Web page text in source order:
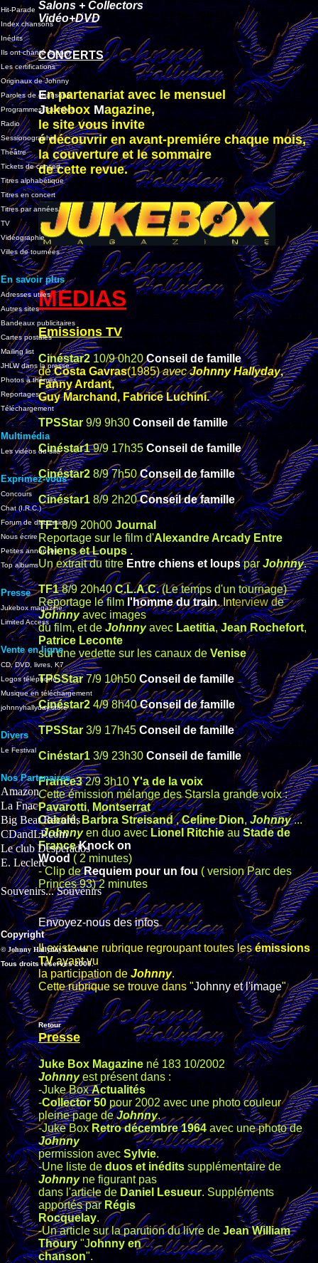
Hit-Parade
Index chansons
Inédits
Ils ont chanté Johnny
Les certifications
Originaux de Johnny
Paroles de chansons
Programmes Tournées
Radio
Sessionographie
Théâtre
Tickets de concert
Titres alphabétique
Titres en concert
Titres par années
TV
Vidéographie
Villes de tournées
En savoir plus
Adresses utiles
Autres sites
Bandeaux publicitaires
Cartes postales
Mailing list
JHLW dans la presse
Photos à thèmes
Reportages
Téléchargement
Multimédia
Les vidéos du site
Exprimez-vous
Concours
Chat (I.R.C.)
Forum de discussion
Nous écrire
Petites annonces
Top albums
Presse
Jukebox magazine
Limited Access
Vente en ligne
CD, DVD, livres, K7
Logos téléphone
Musique en téléchargement
johnnyhallyday.store
Divers
Le Festival
Nos Partenaires
Amazon
La Fnac
Big Beat Records
CDandLP.com
Le club Desperados
E. Leclerc
Souvenirs... Souvenirs
Copyright
© Johnny Hallyday Le Web
Tous droits réservés 2000.
Salons + Collectors
Vidéo+DVD
CONCERTS
En partenariat avec le mensuel
JukeboxMagazine,
le site vous invite
é découvrir en avant-premiére chaque mois,
la couverture et le sommaire
de cette revue.
MEDIAS
Emissions TV
Cinéstar210/9 0h20Conseil de famille
deCosta Gavras(1985)avecJohnny Hallyday,
Fanny Ardant,
Guy Marchand, Fabrice Luchini.
TPSStar9/9 9h30Conseil de famille
Cinéstar19/9 17h35 Conseil de famille
Cinéstar2 8/9 7h50Conseil de famille
Cinéstar18/9 2h20Conseil de famille
TF18/9 20h00Journal
Reportage sur le film d'Alexandre Arcady Entre
Chiens et Loups.
Un extrait du titre Entre chiens et loupsparJohnny.
TF18/9 20h40C.L.A.C.(Le temps d'un tournage)
Reportage le filml'homme du train. Interview de
Johnnyavec images
du film, et deJohnnyavecLaetitia,Jean Rochefort,
Patrice Leconte
sur une vedette sur les canaux deVenise
TPSStar7/9 10h50Conseil de famille
Cinéstar24/9 8h40Conseil de famille
TPSStar3/9 17h45Conseil de famille
Cinéstar13/9 23h30Conseil de famille
France32/9 3h10Y'a de la voix
Cette émission mélange des Starsla grande voix :
Pavarotti, Montserrat
Cabalé,Barbra Streisand,Celine Dion,Johnny...
-Johnnyen duo avecLionel RitchieauStade de
France Knock on
Wood ( 2 minutes)
- Clip deRequiem pour un fou ( version Parc des
Princes 93) 2 minutes
Envoyez-nous des infos
Il existe une rubrique regroupant toutes lesémissions
TVayant vu
la participation deJohnny.
Cette rubrique se trouve dans "Johnny et l'image"
Retour
Presse
Juke Box Magazinené 183 10/2002
Johnnyest présent dans :
-Juke BoxActualités
-Collector 50pour 2002 avec une photo couleur
pleine page deJohnny.
-Juke Box Retro décembre 1964avec une photo de
Johnny
permission avec Sylvie.
-Une liste deduos et inéditssupplémentaire de
Johnnyne figurant pas
dans l'article deDaniel Lesueur. Suppléments
apportés parRégis
Rocquelay.
-Un article sur la parution du livre deJean William
Thoury"Johnny en
chanson".